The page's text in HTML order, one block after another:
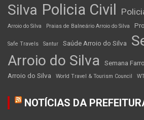
Silva Policia Civil
Arroio do Silva
Praias de Balneário Arroio do Silva
Safe Travels Santur Saúde Arroio do Silva
Arroio do Silva
Semana
Arroio do Silva
World Travel & Tourism Council
NOTÍCIAS DA